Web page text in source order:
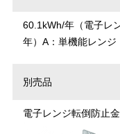
60.1kWh/年（電子レ
年） A：単機能レンジ
別売品
電子レンジ転倒防止